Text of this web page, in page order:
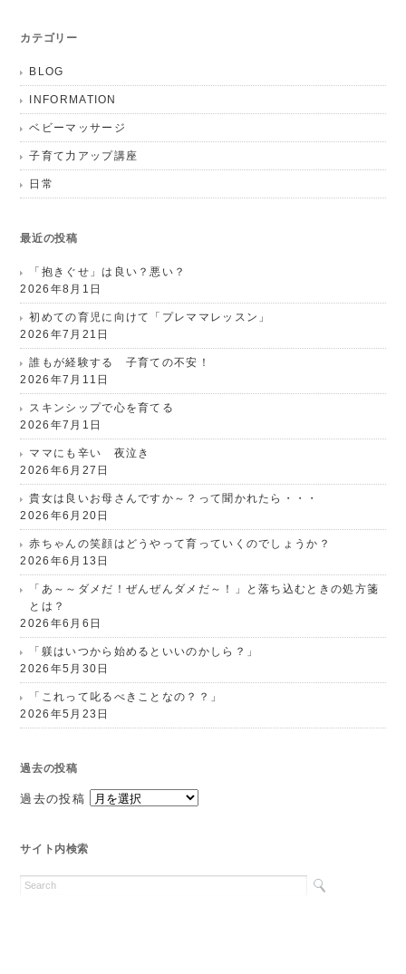
カテゴリー
BLOG
INFORMATION
ベビーマッサージ
子育て力アップ講座
日常
最近の投稿
「抱きぐせ」は良い？悪い？
2026年8月1日
初めての育児に向けて「プレママレッスン」
2026年7月21日
誰もが経験する 子育ての不安！
2026年7月11日
スキンシップで心を育てる
2026年7月1日
ママにも辛い 夜泣き
2026年6月27日
貴女は良いお母さんですか～？って聞かれたら・・・
2026年6月20日
赤ちゃんの笑顔はどうやって育っていくのでしょうか？
2026年6月13日
「あ～～ダメだ！ぜんぜんダメだ～！」と落ち込むときの処方箋
とは？
2026年6月6日
「躾はいつから始めるといいのかしら？」
2026年5月30日
「これって叱るべきことなの？？」
2026年5月23日
過去の投稿
過去の投稿
サイト内検索